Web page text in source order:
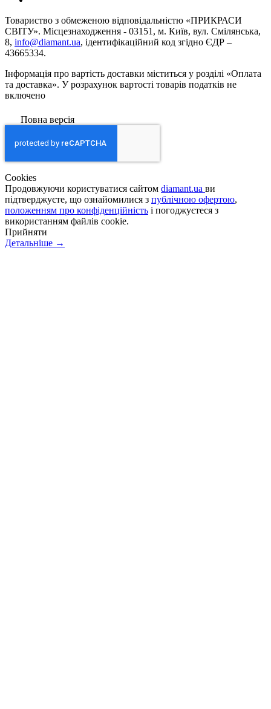
Товариство з обмеженою вiдповiдальнiстю «ПРИКРАСИ
СВІТУ». Місцезнаходження - 03151, м. Київ, вул. Смілянська,
8, info@diamant.ua, ідентифікаційний код згідно ЄДР –
43665334.
Інформація про вартість доставки міститься у розділі «Оплата
та доставка». У розрахунок вартості товарів податків не
включено
Повна версія
Сookies
Продовжуючи користуватися сайтом diamant.ua ви
підтверджуєте, що ознайомилися з публічною офертою,
положенням про конфіденційність і погоджуєтеся з
використанням файлів cookie.
Прийняти
Детальніше →